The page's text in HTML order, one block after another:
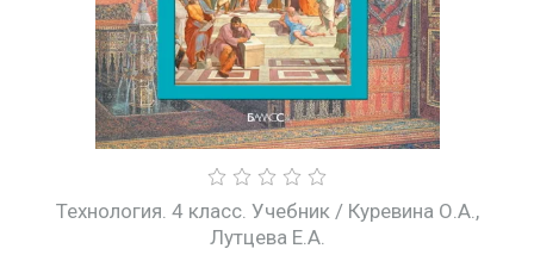
Технология. 4 класс. Учебник / Куревина О.А.,
Лутцева Е.А.